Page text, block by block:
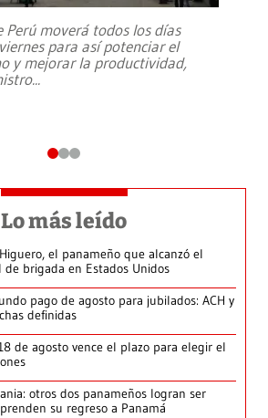
Perú moverá todos los días
para así potenciar el
y mejorar la productividad,
...
Lo más leído
el panameño que alcanzó el
brigada en Estados Unidos
pago de agosto para jubilados: ACH y
definidas
de agosto vence el plazo para elegir el
otros dos panameños logran ser
su regreso a Panamá